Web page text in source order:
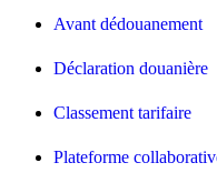
Avant dédouanement
Déclaration douanière
Classement tarifaire
Plateforme